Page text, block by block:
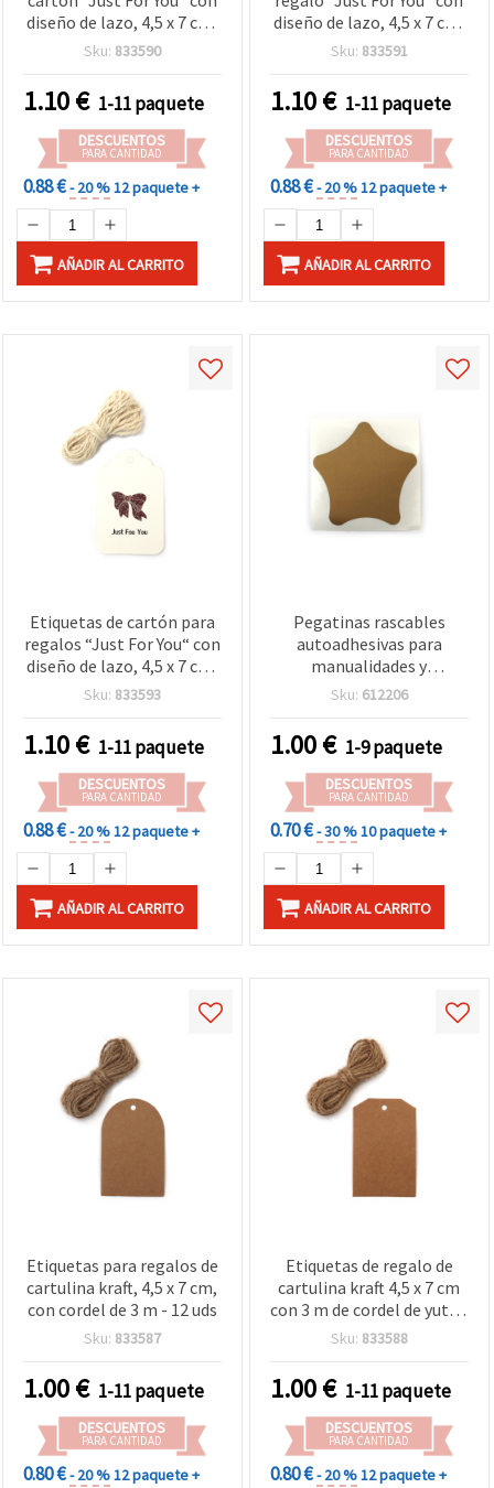
diseño de lazo, 4,5 x 7 cm,
12 uds con 3 m de cordel
scrapbooking
Sku: 833590
1.10€ 1-11 paquete
DESCUENTOS
PARA CANTIDAD
0.88 €- 20 %12 paquete +
AÑADIR AL CARRITO
diseño de lazo, 4,5 x 7 cm,
12 uds., incluye 3 m de
Sku: 833591
1.10€ 1-11 paquete
DESCUENTOS
PARA CANTIDAD
0.88 €- 20 %12 paquete +
AÑADIR AL CARRITO
Etiquetas de cartón para
regalos “Just For You“ con
diseño de lazo, 4,5 x 7 cm,
set de 12 uds + 3 m de
y scrapbooking
Sku: 833593
1.10€ 1-11 paquete
DESCUENTOS
PARA CANTIDAD
0.88 €- 20 %12 paquete +
AÑADIR AL CARRITO
Pegatinas rascables
autoadhesivas para
manualidades y
scrapbooking, forma de
x 60 mm - Paquete de 5
unidades
Sku: 612206
1.00€ 1-9 paquete
DESCUENTOS
PARA CANTIDAD
0.70 €- 30 %10 paquete +
AÑADIR AL CARRITO
Etiquetas para regalos de
cartulina kraft, 4,5 x 7 cm,
con cordel de 3 m - 12 uds
Sku: 833587
1.00€ 1-11 paquete
DESCUENTOS
PARA CANTIDAD
0.80 €- 20 %12 paquete +
Etiquetas de regalo de
cartulina kraft 4,5 x 7 cm
con 3 m de cordel de yute -
Pack de 12 unidades para
scrapbooking
Sku: 833588
1.00€ 1-11 paquete
DESCUENTOS
PARA CANTIDAD
0.80 €- 20 %12 paquete +